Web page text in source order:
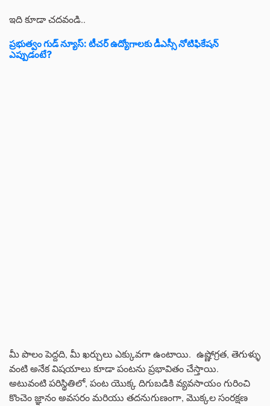
ఇది కూడా చదవండి..
ప్రభుత్వం గుడ్ న్యూస్: టీచర్ ఉద్యోగాలకు డీఎస్సీ నోటిఫికేషన్
ఎప్పుడంటే?
మీ పొలం పెద్దది, మీ ఖర్చులు ఎక్కువగా ఉంటాయి. ఉష్ణోగ్రత, తెగుళ్ళు
వంటి అనేక విషయాలు కూడా పంటను ప్రభావితం చేస్తాయి.
అటువంటి పరిస్థితిలో, పంట యొక్క దిగుబడికి వ్యవసాయం గురించి
కొంచెం జ్ఞానం అవసరం మరియు తదనుగుణంగా, మొక్కల సంరక్షణ